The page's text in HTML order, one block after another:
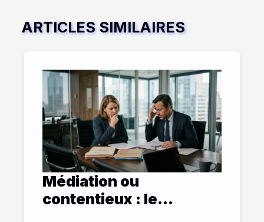
ARTICLES SIMILAIRES
Médiation ou
contentieux : le